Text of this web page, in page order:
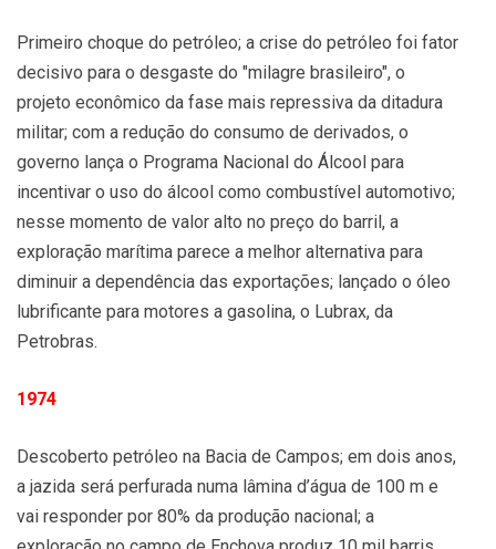
Primeiro choque do petróleo; a crise do petróleo foi fator
decisivo para o desgaste do "milagre brasileiro", o
projeto econômico da fase mais repressiva da ditadura
militar; com a redução do consumo de derivados, o
governo lança o Programa Nacional do Álcool para
incentivar o uso do álcool como combustível automotivo;
nesse momento de valor alto no preço do barril, a
exploração marítima parece a melhor alternativa para
diminuir a dependência das exportações; lançado o óleo
lubrificante para motores a gasolina, o Lubrax, da
Petrobras.
1974
Descoberto petróleo na Bacia de Campos; em dois anos,
a jazida será perfurada numa lâmina d’água de 100 m e
vai responder por 80% da produção nacional; a